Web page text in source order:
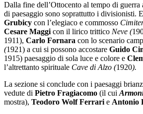
Dalla fine dell’Ottocento al tempo di guerra
di paesaggio sono soprattutto i divisionisti.
Grubicy con l’elegiaco e commosso
Cesare Maggi con il lirico trittico Neve (
1911), Carlo Fornara con lo scenario
(1921) a cui si possono accostare Guido
1915) paesaggio di sola luce e colore e
l’altrettanto spirituale Cave di Alzo (1920).
La sezione si conclude con i paesaggi
vedute di Pietro Fragiacomo (il cui
mostra), Teodoro Wolf Ferrari e Antonio